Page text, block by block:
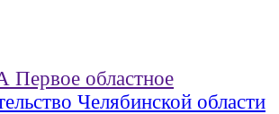
Первое областное
Челябинской области